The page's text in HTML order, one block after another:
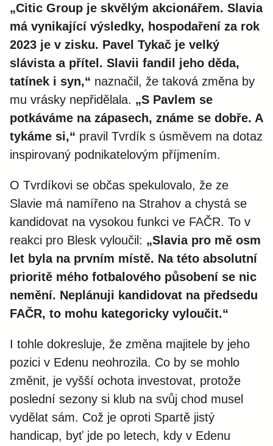
„Citic Group je skvělým akcionářem. Slavia
má vynikající výsledky, hospodaření za rok
2023 je v zisku. Pavel Tykač je velký
slávista a přítel. Slavii fandil jeho děda,
tatínek i syn,“ naznačil, že taková změna by
mu vrásky nepřidělala. „S Pavlem se
potkáváme na zápasech, známe se dobře. A
tykáme si,“ pravil Tvrdík s úsměvem na dotaz
inspirovaný podnikatelovým příjmením.
O Tvrdíkovi se občas spekulovalo, že ze
Slavie má namířeno na Strahov a chystá se
kandidovat na vysokou funkci ve FAČR. To v
reakci pro Blesk vyloučil: „Slavia pro mě osm
let byla na prvním místě. Na této absolutní
prioritě mého fotbalového působení se nic
nemění. Neplánuji kandidovat na předsedu
FAČR, to mohu kategoricky vyloučit.“
I tohle dokresluje, že změna majitele by jeho
pozici v Edenu neohrozila. Co by se mohlo
změnit, je vyšší ochota investovat, protože
poslední sezony si klub na svůj chod musel
vydělat sám. Což je oproti Spartě jistý
handicap, byť jde po letech, kdy v Edenu